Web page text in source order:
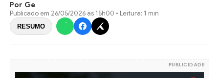
Por Ge
Publicado em 26/05/2026 às 15h00 • Leitura: 1 min
RESUMO
PUBLICIDADE